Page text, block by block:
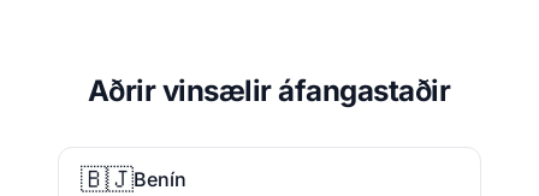
Aðrir vinsælir áfangastaðir
🇧🇯Benín